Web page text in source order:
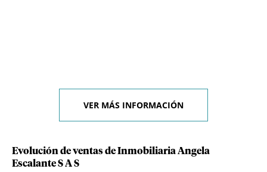
VER MÁS INFORMACIÓN
Evolución de ventas de Inmobiliaria Angela
Escalante S A S